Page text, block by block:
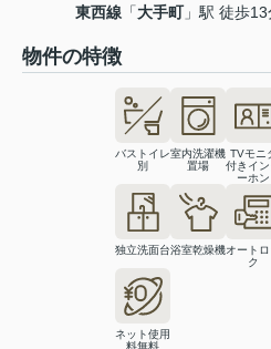
東西線 「大手町」駅 徒歩13
物件の特徴
バストイレ
別
室内洗濯機
置場
TVモニ
付きイン
ーホン
独立洗面台浴室乾燥機オートロ
ク
ネット使用